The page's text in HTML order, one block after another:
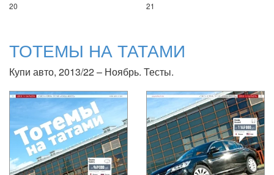
20 21
ТОТЕМЫ НА ТАТАМИ
Купи авто, 2013/22 – Ноябрь. Тесты.